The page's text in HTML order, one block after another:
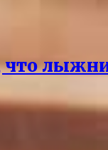
что